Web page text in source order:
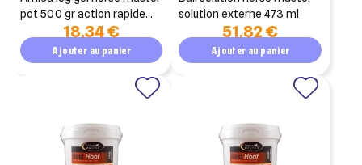
pot 500 gr action rapide
pour cheval18,34 €
Ajouter au panier
solution externe 473 ml
51,82 €
Ajouter au panier